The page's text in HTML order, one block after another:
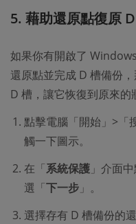
5. 藉助還原點復原
如果你有開啟了
還原點並完成 D 槽備份
D 槽，讓它恢復到原來的
點擊電腦「開始」>「
觸一下圖示。
在「系統保護 」介面
選「下一步 」。
選擇存有 D 槽備份的